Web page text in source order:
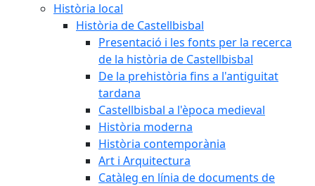
Història local
Història de Castellbisbal
Presentació i les fonts per la recerca
de la història de Castellbisbal
De la prehistòria fins a l'antiguitat
tardana
Castellbisbal a l'època medieval
Història moderna
Història contemporània
Art i Arquitectura
Catàleg en línia de documents de